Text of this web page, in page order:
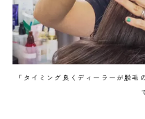
「タイミング良くディーラーが脱